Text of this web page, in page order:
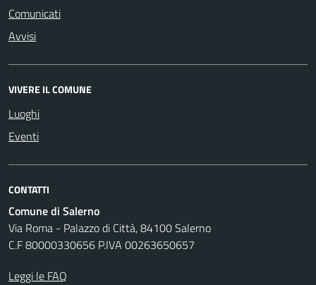
Comunicati
Avvisi
VIVERE IL COMUNE
Luoghi
Eventi
CONTATTI
Comune di Salerno
Via Roma - Palazzo di Città, 84100 Salerno
C.F 80000330656 P.IVA 00263650657
Leggi le FAQ